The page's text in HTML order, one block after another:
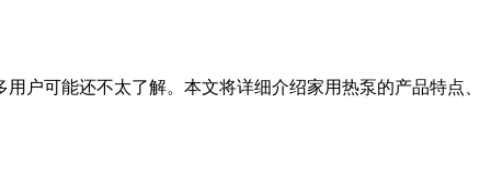
户可能还不太了解。本文将详细介绍家用热泵的产品特点、